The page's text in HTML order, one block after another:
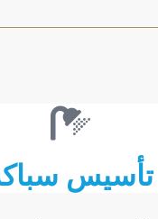
تأسيس